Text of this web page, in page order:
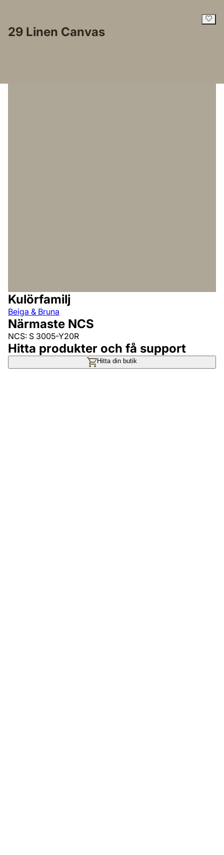
29 Linen Canvas
Kulörfamilj
Beiga & Bruna
Närmaste NCS
NCS: S 3005-Y20R
Hitta produkter och få support
Hitta din butik